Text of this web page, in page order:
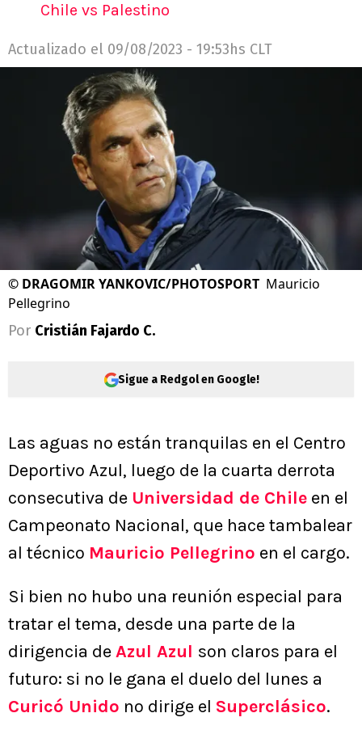
Chile vs Palestino
Actualizado el 09/08/2023 - 19:53hs CLT
© DRAGOMIR YANKOVIC/PHOTOSPORT Mauricio
Pellegrino
Por Cristián Fajardo C.
Sigue a Redgol en Google!
Las aguas no están tranquilas en el Centro
Deportivo Azul, luego de la cuarta derrota
consecutiva de Universidad de Chile en el
Campeonato Nacional, que hace tambalear
al técnico Mauricio Pellegrino en el cargo.
Si bien no hubo una reunión especial para
tratar el tema, desde una parte de la
dirigencia deAzul Azul son claros para el
futuro: si no le gana el duelo del lunes a
Curicó Unido no dirige el Superclásico.